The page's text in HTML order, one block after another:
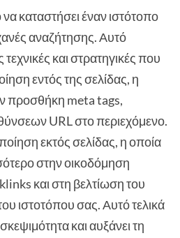
καταστήσει έναν ιστότοπο
αναζήτησης. Αυτό
και στρατηγικές που
εντός της σελίδας, η
προσθήκη meta tags,
URL στο περιεχόμενο.
εκτός σελίδας, η οποία
στην οικοδόμηση
και στη βελτίωση του
ιστοτόπου σας. Αυτό τελικά
και αυξάνει τη